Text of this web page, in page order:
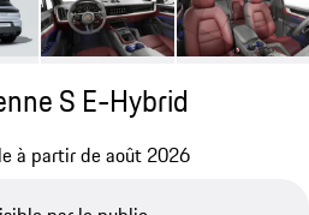
S E-Hybrid
à partir de août 2026